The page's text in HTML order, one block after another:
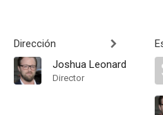
Dirección
Joshua Leonard
Director